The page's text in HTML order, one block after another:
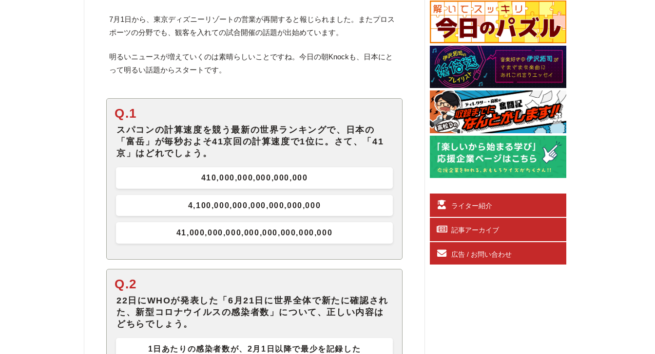
7月1日から、東京ディズニーリゾートの営業が再開すると報じられました。またプロス
ポーツの分野でも、観客を入れての試合開催の話題が出始めています。
明るいニュースが増えていくのは素晴らしいことですね。今日の朝Knockも、日本にと
って明るい話題からスタートです。
Q.1
スパコンの計算速度を競う最新の世界ランキングで、日本の
「富岳」が毎秒およそ41京回の計算速度で1位に。さて、「41
京」はどれでしょう。
410,000,000,000,000,000
4,100,000,000,000,000,000,000
41,000,000,000,000,000,000,000,000
Q.2
22日にWHOが発表した「6月21日に世界全体で新たに確認され
た、新型コロナウイルスの感染者数」について、正しい内容は
どちらでしょう。
1日あたりの感染者数が、2月1日以降で最少を記録した
ライター紹介
記事アーカイブ
広告 / お問い合わせ